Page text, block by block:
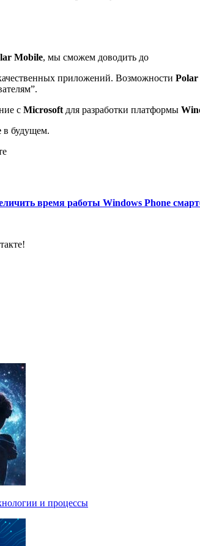
Mobile, мы сможем доводить до
приложений. Возможности
с Microsoft для разработки платформы
в будущем.
время работы Windows Phone
и процессы